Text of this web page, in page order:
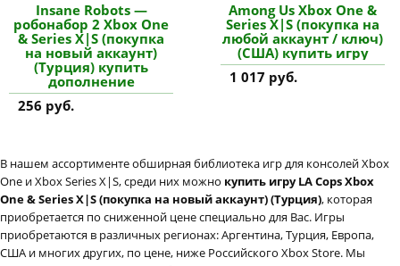
Insane Robots —
робонабор 2 Xbox One
& Series X|S (покупка
на новый аккаунт)
(Турция) купить
дополнение
256 руб.
Among Us Xbox One &
Series X|S (покупка на
любой аккаунт / ключ)
(США) купить игру
1 017 руб.
В нашем ассортименте обширная библиотека игр для консолей Xbox
One и Xbox Series X|S, среди них можно купить игру LA Cops Xbox
One & Series X|S (покупка на новый аккаунт) (Турция), которая
приобретается по сниженной цене специально для Вас. Игры
приобретаются в различных регионах: Аргентина, Турция, Европа,
США и многих других, по цене, ниже Российского Xbox Store. Мы